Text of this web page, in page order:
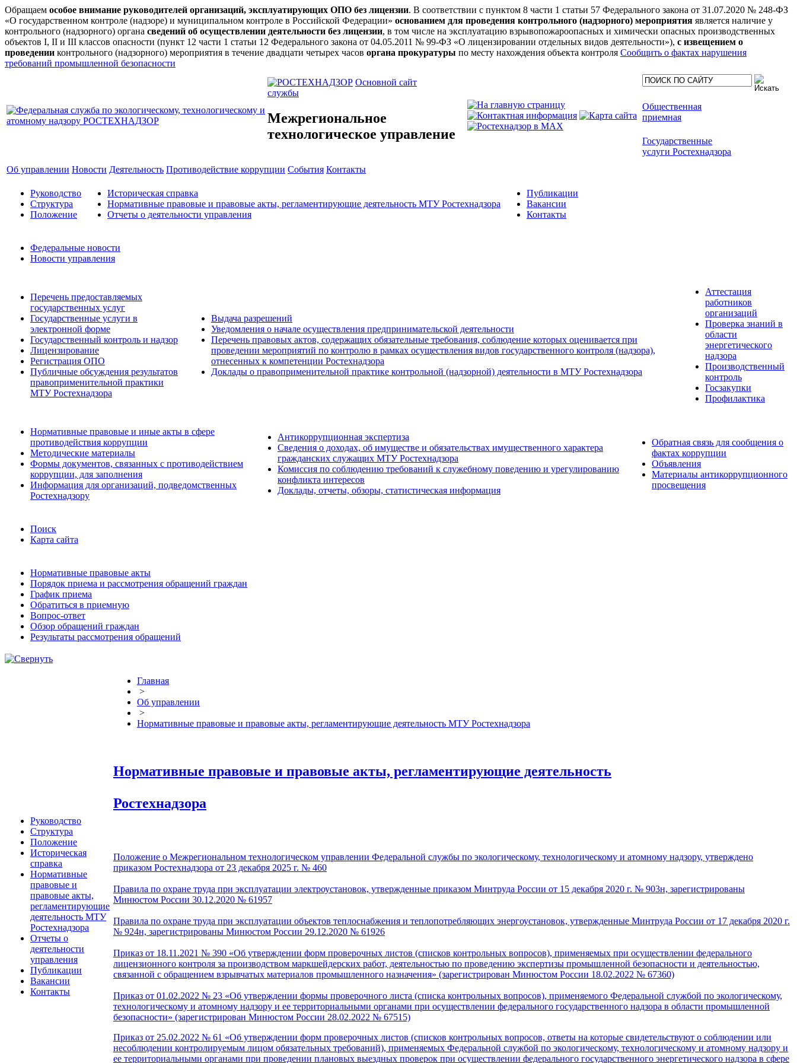
Обращаем особое внимание руководителей организаций, эксплуатирующих ОПО без лицензии. В соответствии с пунктом 8 части 1 статьи 57 Федерального закона от 31.07.2020 № 248-ФЗ
«О государственном контроле (надзоре) и муниципальном контроле в Российской Федерации» основанием для проведения контрольного (надзорного) мероприятия является наличие у
контрольного (надзорного) органа сведений об осуществлении деятельности без лицензии, в том числе на эксплуатацию взрывопожароопасных и химически опасных производственных
объектов I, II и III классов опасности (пункт 12 части 1 статьи 12 Федерального закона от 04.05.2011 № 99-ФЗ «О лицензировании отдельных видов деятельности»), с извещением о
проведении контрольного (надзорного) мероприятия в течение двадцати четырех часов органа прокуратуры по месту нахождения объекта контроля Сообщить о фактах нарушения
требований промышленной безопасности
Основной сайт
службы
Межрегиональное
технологическое управление
Общественная
приемная
Государственные
услуги Ростехнадзора
Об управлении Новости Деятельность Противодействие коррупции События Контакты
Руководство
Структура
Положение
Историческая справка
Нормативные правовые и правовые акты, регламентирующие деятельность МТУ Ростехнадзора
Отчеты о деятельности управления
Публикации
Вакансии
Контакты
Федеральные новости
Новости управления
Перечень предоставляемых
государственных услуг
Государственные услуги в
электронной форме
Государственный контроль и надзор
Лицензирование
Регистрация ОПО
Публичные обсуждения результатов
правоприменительной практики
МТУ Ростехнадзора
Выдача разрешений
Уведомления о начале осуществления предпринимательской деятельности
Перечень правовых актов, содержащих обязательные требования, соблюдение которых оценивается при
проведении мероприятий по контролю в рамках осуществления видов государственного контроля (надзора),
отнесенных к компетенции Ростехнадзора
Доклады о правоприменительной практике контрольной (надзорной) деятельности в МТУ Ростехнадзора
Аттестация
работников
организаций
Проверка знаний в
области
энергетического
надзора
Производственный
контроль
Госзакупки
Профилактика
Нормативные правовые и иные акты в сфере
противодействия коррупции
Методические материалы
Формы документов, связанных с противодействием
коррупции, для заполнения
Информация для организаций, подведомственных
Ростехнадзору
Антикоррупционная экспертиза
Сведения о доходах, об имуществе и обязательствах имущественного характера
гражданских служащих МТУ Ростехнадзора
Комиссия по соблюдению требований к служебному поведению и урегулированию
конфликта интересов
Доклады, отчеты, обзоры, статистическая информация
Обратная связь для сообщения о
фактах коррупции
Объявления
Материалы антикоррупционного
просвещения
Поиск
Карта сайта
Нормативные правовые акты
Порядок приема и рассмотрения обращений граждан
График приема
Обратиться в приемную
Вопрос-ответ
Обзор обращений граждан
Результаты рассмотрения обращений
Руководство
Структура
Положение
Историческая
справка
Нормативные
правовые и
правовые акты,
регламентирующие
деятельность МТУ
Ростехнадзора
Отчеты о
деятельности
управления
Публикации
Вакансии
Контакты
Главная
>
Об управлении
>
Нормативные правовые и правовые акты, регламентирующие деятельность МТУ Ростехнадзора
Нормативные правовые и правовые акты, регламентирующие деятельность
Ростехнадзора
Положение о Межрегиональном технологическом управлении Федеральной службы по экологическому, технологическому и атомному надзору, утверждено
приказом Ростехнадзора от 23 декабря 2025 г. № 460
Правила по охране труда при эксплуатации электроустановок, утвержденные приказом Минтруда России от 15 декабря 2020 г. № 903н, зарегистрированы
Минюстом России 30.12.2020 № 61957
Правила по охране труда при эксплуатации объектов теплоснабжения и теплопотребляющих энергоустановок, утвержденные Минтруда России от 17 декабря 2020 г.
№ 924н, зарегистрированы Минюстом России 29.12.2020 № 61926
Приказ от 18.11.2021 № 390 «Об утверждении форм проверочных листов (списков контрольных вопросов), применяемых при осуществлении федерального
лицензионного контроля за производством маркшейдерских работ, деятельностью по проведению экспертизы промышленной безопасности и деятельностью,
связанной с обращением взрывчатых материалов промышленного назначения» (зарегистрирован Минюстом России 18.02.2022 № 67360)
Приказ от 01.02.2022 № 23 «Об утверждении формы проверочного листа (списка контрольных вопросов), применяемого Федеральной службой по экологическому,
технологическому и атомному надзору и ее территориальными органами при осуществлении федерального государственного надзора в области промышленной
безопасности» (зарегистрирован Минюстом России 28.02.2022 № 67515)
Приказ от 25.02.2022 № 61 «Об утверждении форм проверочных листов (списков контрольных вопросов, ответы на которые свидетельствуют о соблюдении или
несоблюдении контролируемым лицом обязательных требований), применяемых Федеральной службой по экологическому, технологическому и атомному надзору и
ее территориальными органами при проведении плановых выездных проверок при осуществлении федерального государственного энергетического надзора в сфере